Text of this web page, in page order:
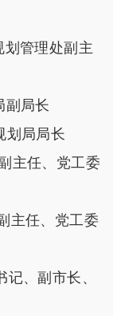
管理处副主
局长
局局长
任、党工委
任、党工委
、副市长、